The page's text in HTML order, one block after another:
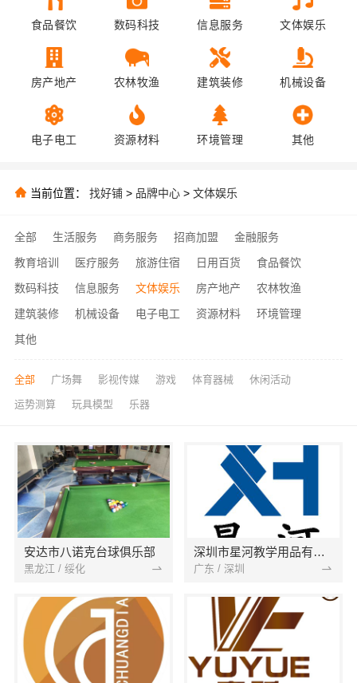
食品餐饮 数码科技 信息服务 文体娱乐
房产地产 农林牧渔 建筑装修 机械设备
电子电工 资源材料 环境管理 其他
当前位置： 找好铺 > 品牌中心 > 文体娱乐
全部 生活服务 商务服务 招商加盟
金融服务
教育培训
医疗服务 旅游住宿 日用百货
食品餐饮
数码科技
信息服务 文体娱乐 房产地产
农林牧渔
建筑装修
机械设备 电子电工 资源材料
环境管理
其他
全部 广场舞 影视传媒 游戏 体育器械 休闲活动
运势测算 玩具模型 乐器
安达市八诺克台球俱乐部
黑龙江 / 绥化
深圳市星河教学用品有限公司
广东 / 深圳